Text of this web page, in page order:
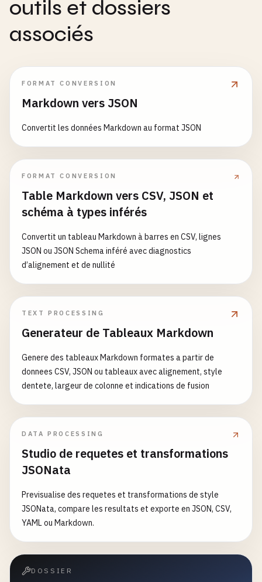
outils et dossiers
associés
FORMAT CONVERSION
Markdown vers JSON
Convertit les données Markdown au format JSON
FORMAT CONVERSION
Table Markdown vers CSV, JSON et
schéma à types inférés
Convertit un tableau Markdown à barres en CSV, lignes
JSON ou JSON Schema inféré avec diagnostics
d’alignement et de nullité
TEXT PROCESSING
Generateur de Tableaux Markdown
Genere des tableaux Markdown formates a partir de
donnees CSV, JSON ou tableaux avec alignement, style
dentete, largeur de colonne et indications de fusion
DATA PROCESSING
Studio de requetes et transformations
JSONata
Previsualise des requetes et transformations de style
JSONata, compare les resultats et exporte en JSON, CSV,
YAML ou Markdown.
DOSSIER